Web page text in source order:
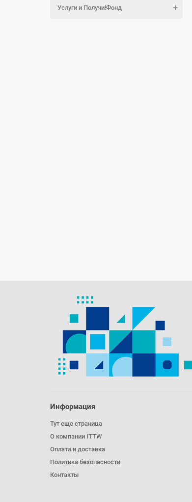
Услуги и Получи!Фонд
Информация
Тут еще страница
О компании ITTW
Оплата и доставка
Политика безопасности
Контакты